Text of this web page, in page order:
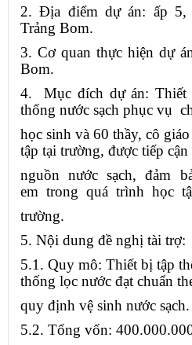
2. Địa điểm dự án: ấp 5,
Trảng Bom.
3. Cơ quan thực hiện dự
Bom.
4. Mục đích dự án:
thống nước sạch phục vụ
học sinh và 60 thầy, cô
tập tại trường, được tiếp cận
nguồn nước sạch, đảm
em trong quá trình học
trường.
5. Nội dung đề nghị tài trợ:
5.1. Quy mô: Thiết bị tập
thống lọc nước đạt chuẩn
quy định vệ sinh nước sạch.
5.2. Tổng vốn: